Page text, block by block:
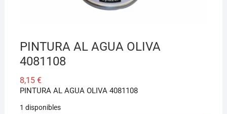
PINTURA AL AGUA OLIVA
4081108
8,15 €
PINTURA AL AGUA OLIVA 4081108
1 disponibles
aunque no sepas el nombre exacto